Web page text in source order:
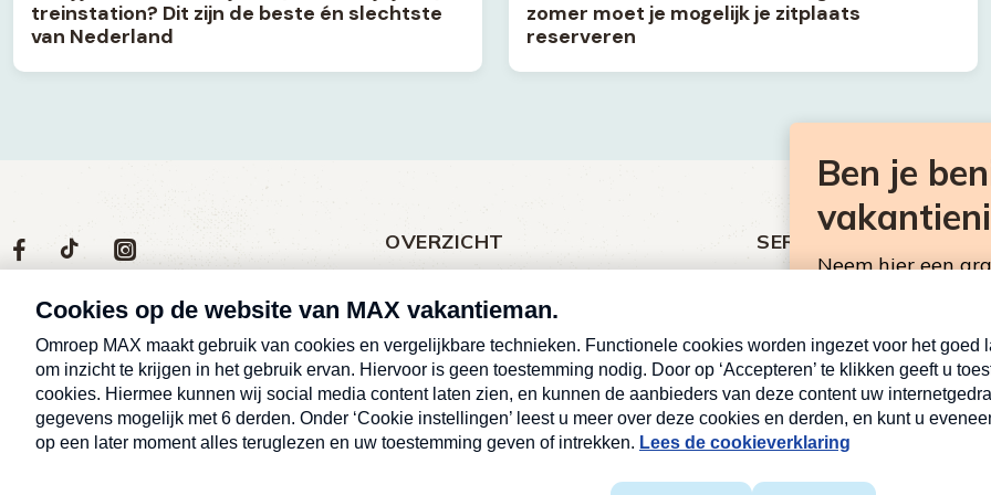
treinstation? Dit zijn de beste én slechtste
van Nederland
zomer moet je mogelijk je zitplaats
reserveren
Volg
ons
social
media
Social
media
Volg
op
Facebook
Volg
op
TikTok
Volg
op
Instagram
Max
Alle rechten voorbehouden © MAX
vakantieman 2026.
OVERZICHT
Nieuws
Over MAX vakantieman
Afleveringen
Cookieverklaring
Eropuit
SERVICE
MAX Meldpunt
Pers
Contact
Algemene voorwaarden
Privacyverklaring
Ben je
Neem hier een
E-
mailadres
(Vereist)
Deze site wordt